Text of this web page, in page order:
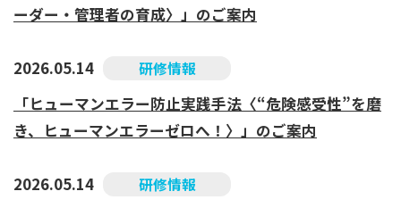
ーダー・管理者の育成〉」のご案内
2026.05.14 研修情報
「ヒューマンエラー防止実践手法〈“危険感受性”を磨
き、ヒューマンエラーゼロへ！〉」のご案内
2026.05.14 研修情報